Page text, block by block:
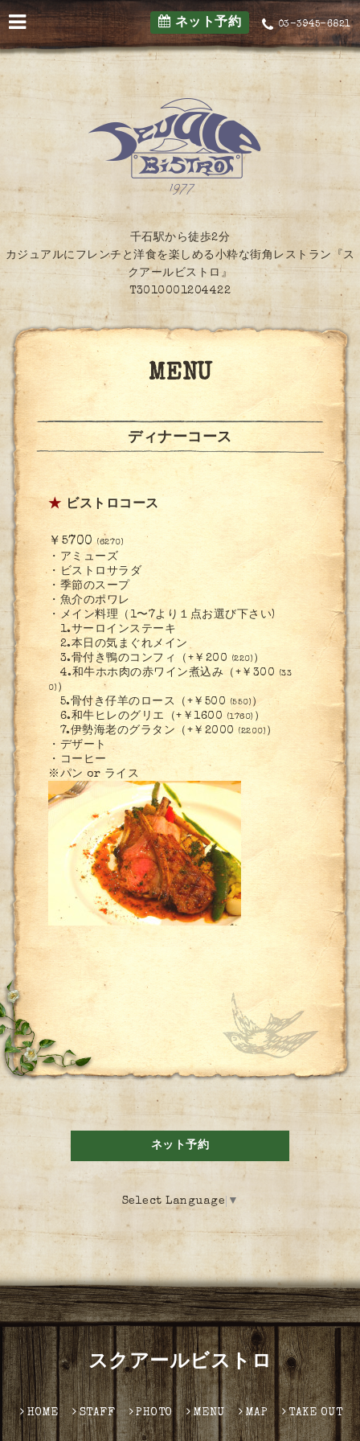
ネット予約 03-3945-6821
千石駅から徒歩2分
カジュアルにフレンチと洋食を楽しめる小粋な街角レストラン『ス
クアールビストロ』
T3010001204422
MENU
ディナーコース
★ ビストロコース
￥5700 (6270)
・アミューズ
・ビストロサラダ
・季節のスープ
・魚介のポワレ
・メイン料理（1〜7より１点お選び下さい)
1.サーロインステーキ
2.本日の気まぐれメイン
3.骨付き鴨のコンフィ（+￥200
(220) ）
4.和牛ホホ肉の赤ワイン煮込み（+￥300
(33
0) ）
5.骨付き仔羊のロース（+￥500
(550) ）
6.和牛ヒレのグリエ（+￥1600
(1760) ）
7.伊勢海老のグラタン（+￥2000
(2200) ）
・デザート
・コーヒー
※パン or ライス
ネット予約
Select Language ▼
スクアールビストロ
HOME STAFF PHOTO MENU MAP TAKE OUT